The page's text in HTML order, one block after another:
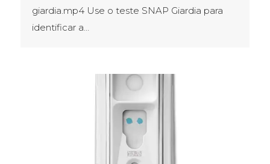
giardia.mp4 Use o teste SNAP Giardia para
identificar a…